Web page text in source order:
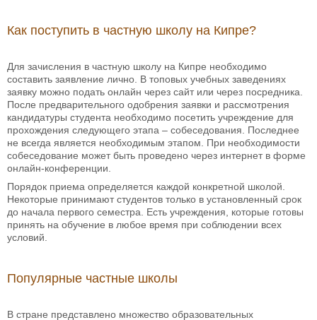
Как поступить в частную школу на Кипре?
Для зачисления в частную школу на Кипре необходимо
составить заявление лично. В топовых учебных заведениях
заявку можно подать онлайн через сайт или через посредника.
После предварительного одобрения заявки и рассмотрения
кандидатуры студента необходимо посетить учреждение для
прохождения следующего этапа – собеседования. Последнее
не всегда является необходимым этапом. При необходимости
собеседование может быть проведено через интернет в форме
онлайн-конференции.
Порядок приема определяется каждой конкретной школой.
Некоторые принимают студентов только в установленный срок
до начала первого семестра. Есть учреждения, которые готовы
принять на обучение в любое время при соблюдении всех
условий.
Популярные частные школы
В стране представлено множество образовательных